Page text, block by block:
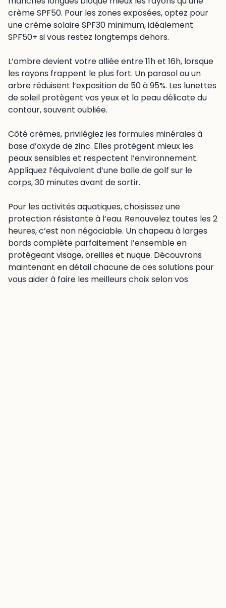
crème SPF50. Pour les zones exposées, optez pour
une crème solaire SPF30 minimum, idéalement
SPF50+ si vous restez longtemps dehors.
L’ombre devient votre alliée entre 11h et 16h, lorsque
les rayons frappent le plus fort. Un parasol ou un
arbre réduisent l’exposition de 50 à 95%. Les lunettes
de soleil protègent vos yeux et la peau délicate du
contour, souvent oubliée.
Côté crèmes, privilégiez les formules minérales à
base d’oxyde de zinc. Elles protègent mieux les
peaux sensibles et respectent l’environnement.
Appliquez l’équivalent d’une balle de golf sur le
corps, 30 minutes avant de sortir.
Pour les activités aquatiques, choisissez une
protection résistante à l’eau. Renouvelez toutes les 2
heures, c’est non négociable. Un chapeau à larges
bords complète parfaitement l’ensemble en
protégeant visage, oreilles et nuque. Découvrons
maintenant en détail chacune de ces solutions pour
vous aider à faire les meilleurs choix selon vos